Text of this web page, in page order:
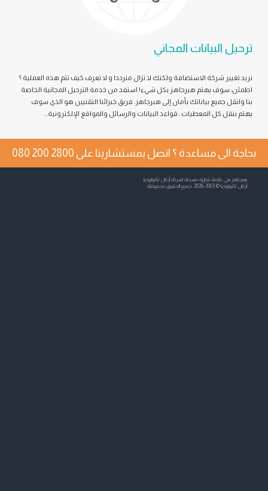
المجاني
الاستضافة ولكنك لا تزال مترددا و لا تعرف كیف تتم ھذه العملیة ؟
ھبرجاھز بكل شيء! استفد من خدمة الترحیل المجانیة الخاصة
بیاناتك بأمان إلى ھبرجاھز. فریق خبرائنا التقنیین ھو الذي سوف
المعطیات : قواعد البیانات والرسائل والمواقع الإلكترونیة...
مساعدة ؟ اتصل بمستشارينا على080 200 2800
تجارية مسجلة لشركة أركان تكنولوجيا.